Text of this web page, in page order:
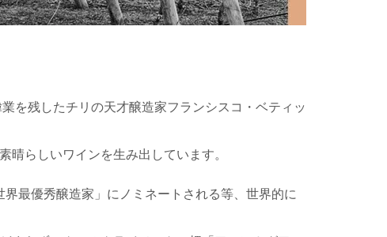
を残したチリの天才醸造家フランシスコ・ベティッ
らしいワインを生み出しています。
最優秀醸造家」にノミネートされる等、世界的に